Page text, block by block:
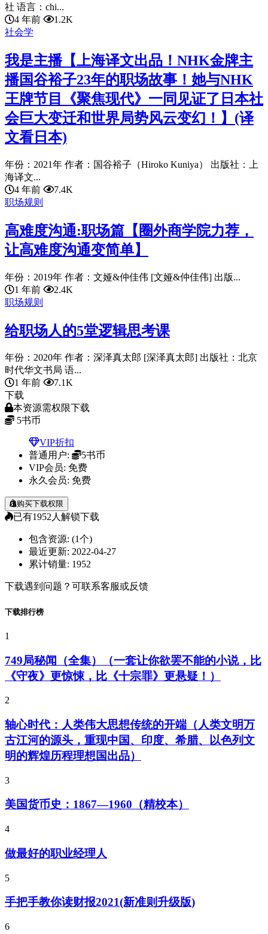
社 语言：chi...
4 年前
1.2K
社会学
我是主播【上海译文出品！NHK金牌主
播国谷裕子23年的职场故事！她与NHK
王牌节目《聚焦现代》一同见证了日本社
会巨大变迁和世界局势风云变幻！】(译
文看日本)
年份：2021年 作者：国谷裕子（Hiroko Kuniya） 出版社：上
海译文...
4 年前
7.4K
职场规则
高难度沟通:职场篇【圈外商学院力荐，
让高难度沟通变简单】
年份：2019年 作者：文娅&仲佳伟 [文娅&仲佳伟] 出版...
1 年前
2.4K
职场规则
给职场人的5堂逻辑思考课
年份：2020年 作者：深泽真太郎 [深泽真太郎] 出版社：北京
时代华文书局 语...
1 年前
7.1K
下载
本资源需权限下载
5书币
VIP折扣
普通用户:
5书币
VIP会员: 免费
永久会员: 免费
购买下载权限
已有1952人解锁下载
包含资源: (1个)
最近更新: 2022-04-27
累计销量: 1952
下载遇到问题？可联系客服或反馈
下载排行榜
1
749局秘闻（全集）（一套让你欲罢不能的小说，比
《守夜》更惊悚，比《十宗罪》更悬疑！）
2
轴心时代：人类伟大思想传统的开端（人类文明万
古江河的源头，重现中国、印度、希腊、以色列文
明的辉煌历程理想国出品）
3
美国货币史：1867—1960（精校本）
4
做最好的职业经理人
5
手把手教你读财报2021(新准则升级版)
6